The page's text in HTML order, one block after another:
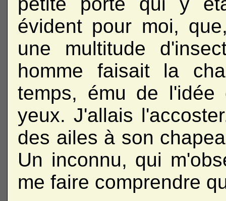
évident pour moi,
une multitude
homme faisait la
temps, ému de l'idée
yeux. J'allais
des ailes à son
Un inconnu, qui
me faire comprendre